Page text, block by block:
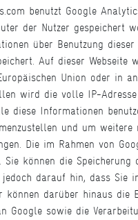
benutzt Google
der Nutzer gespeichert
über Benutzung
Auf dieser
Union oder in
wird die volle IP-
diese Informationen
und um
Die im Rahmen von
Sie können die
darauf hin, dass Sie
können darüber hinaus die
Google sowie die